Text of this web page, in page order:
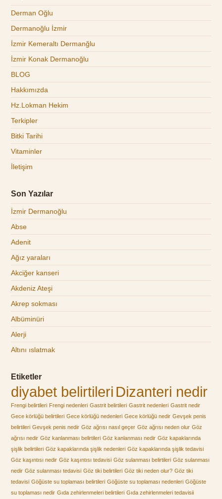
Derman Oğlu
Dermanoğlu İzmir
İzmir Kemeraltı Dermanğlu
İzmir Konak Dermanoğlu
BLOG
Hakkımızda
Hz.Lokman Hekim
Terkipler
Bitki Tarihi
Vitaminler
İletişim
Son Yazılar
İzmir Dermanoğlu
Abse
Adenit
Ağız yaraları
Akciğer kanseri
Akdeniz Ateşi
Akrep sokması
Albüminüri
Alerji
Altını ıslatmak
Etiketler
diyabet belirtileri Dizanteri nedir
Frengi belirtileri Frengi nedenleri Gastrit belirtileri Gastrit nedenleri Gastrit nedir
Gece körlüğü belirtileri Gece körlüğü nedenleri Gece körlüğü nedir Gevşek penis
belirtileri Gevşek penis nedir Göz ağrısı nasıl geçer Göz ağrısı neden olur Göz
ağrısı nedir Göz kanlanması belirtileri Göz kanlanması nedir Göz kapaklarında
şişlik belirtileri Göz kapaklarında şişlik nedenleri Göz kapaklarında şişlik tedavisi
Göz kaşıntısı nedir Göz kaşıntısı tedavisi Göz sulanması belirtileri Göz sulanması
nedir Göz sulanması tedavisi Göz tiki belirtileri Göz tiki neden olur? Göz tiki
tedavisi Göğüste su toplaması belirtileri Göğüste su toplaması nedenleri Göğüste
su toplaması nedir Gıda zehirlenmeleri belirtileri Gıda zehirlenmeleri tedavisii